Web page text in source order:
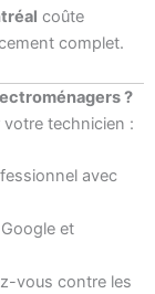
coûte
complet.
?
technicien :
avec
et
vous contre les